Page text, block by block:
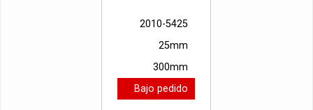
2010-5425
25mm
300mm
Bajo pedido